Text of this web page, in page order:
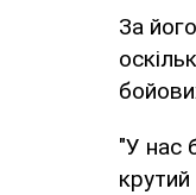
За
"У нас
крутий